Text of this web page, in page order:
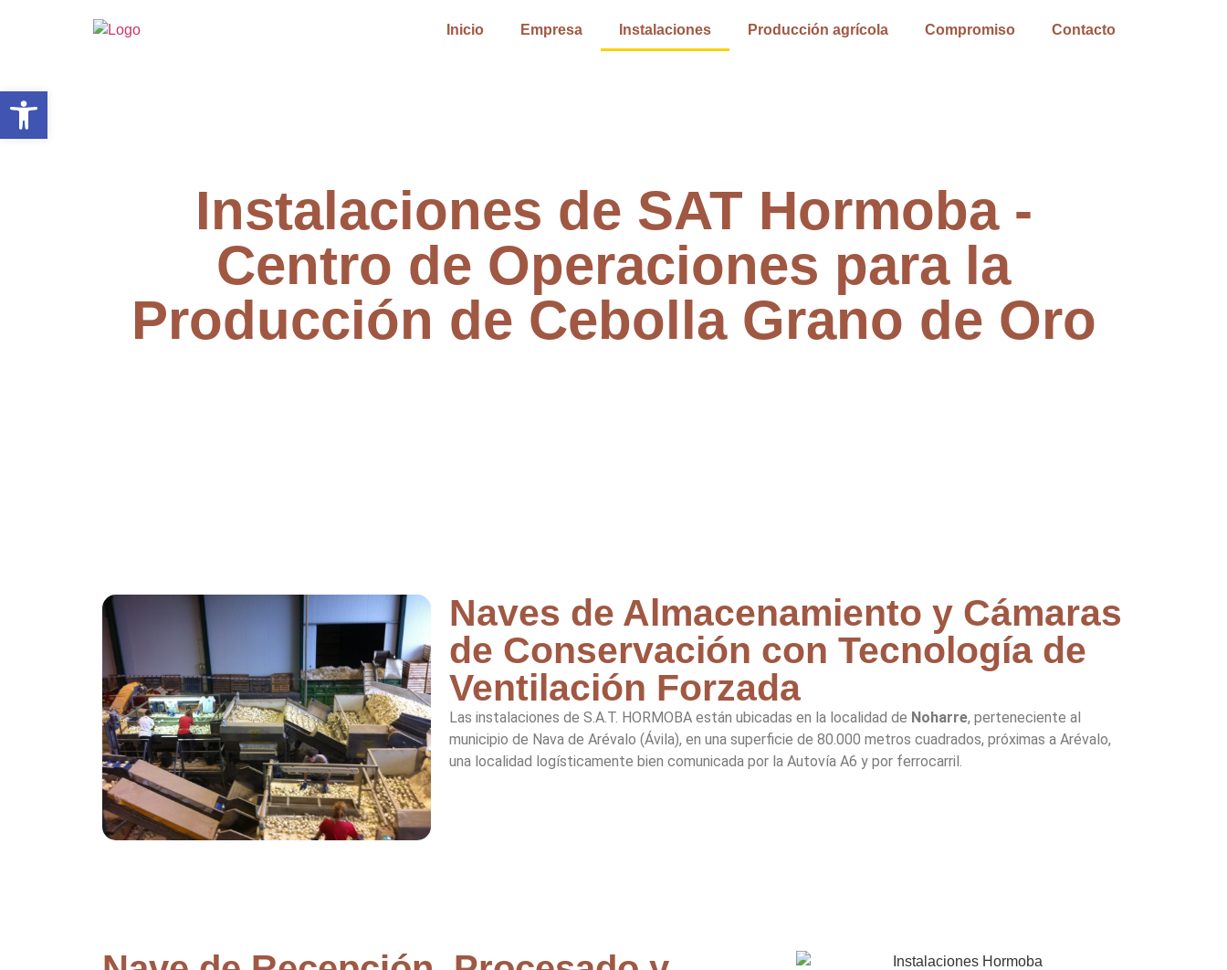
Inicio Empresa Instalaciones Producción agrícola Compromiso Contacto
Instalaciones de SAT Hormoba -
Centro de Operaciones para la
Producción de Cebolla Grano de Oro
Naves de Almacenamiento y Cámaras
de Conservación con Tecnología de
Ventilación Forzada
Las instalaciones de S.A.T. HORMOBA están ubicadas en la localidad de Noharre, perteneciente al
municipio de Nava de Arévalo (Ávila), en una superficie de 80.000 metros cuadrados, próximas a Arévalo,
una localidad logísticamente bien comunicada por la Autovía A6 y por ferrocarril.
Abrir barra de herramientas